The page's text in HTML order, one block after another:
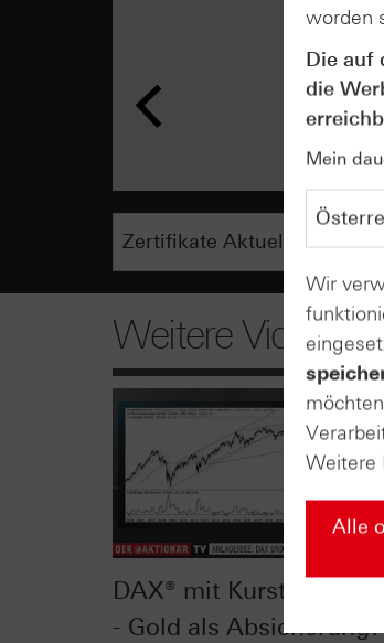
Weitere Videos
DAX® mit
- Gold als
worden
Die auf
die
Mein
Wir
Weitere
Alle